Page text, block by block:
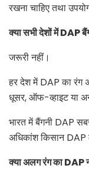
रखना चाहिए तथा
क्या सभी देशों मेंDAP
जरूरी नहीं।
हर देश में DAP का रंग
धूसर, ऑफ-व्हाइट या
भारत में बैंगनी DAP
अधिकांश किसान DAP
क्या अलग रंग काDAP